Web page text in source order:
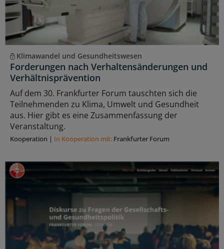
Klimawandel und Gesundheitswesen
Forderungen nach Verhaltensänderungen und
Verhältnisprävention
Auf dem 30. Frankfurter Forum tauschten sich die
Teilnehmenden zu Klima, Umwelt und Gesundheit
aus. Hier gibt es eine Zusammenfassung der
Veranstaltung.
Kooperation | In Kooperation mit: Frankfurter Forum